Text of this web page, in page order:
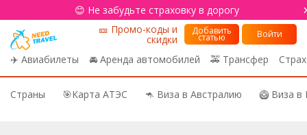
😊 Не забудьте страховку в дорогу
✈️ Авиабилеты 🚘 Аренда автомобилей 🚕 Трансфер
🎫 Промо-коды и
скидки
Добавить
статью Войти
Страны 🎯Карта АТЭС 🦘 Виза в Австралию 🥝 Виза